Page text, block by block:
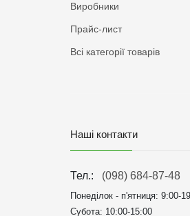
Виробники
Прайс-лист
Всі категорії товарів
Наші контакти
Тел.: (098) 684-87-48
Понеділок - п'ятниця: 9:00-
Субота: 10:00-15:00